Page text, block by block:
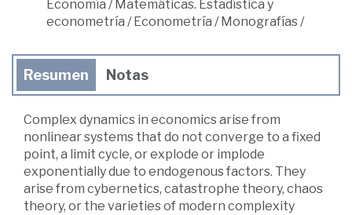
Economía /Matemáticas. Estadística y
econometría /Econometría /Monografías/
Resumen Notas
Complex dynamics in economics arise from
nonlinear systems that do not converge to a fixed
point, a limit cycle, or explode or implode
exponentially due to endogenous factors. They
arise from cybernetics, catastrophe theory, chaos
theory, or the varieties of modern complexity